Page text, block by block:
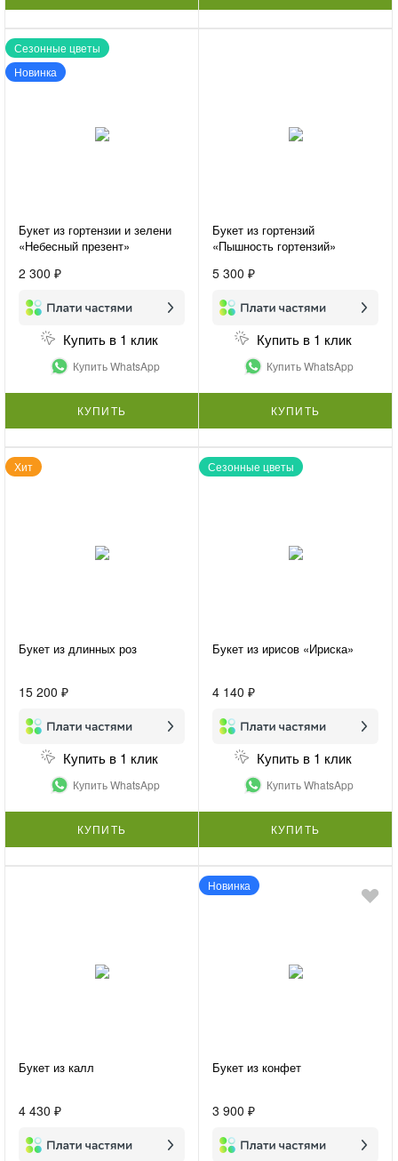
Сезонные цветы
Новинка
Букет из гортензии и зелени
«Небесный презент»
2 300 ₽
Купить в 1 клик
Купить WhatsApp
КУПИТЬ
Букет из гортензий
«Пышность гортензий»
5 300 ₽
Купить в 1 клик
Купить WhatsApp
КУПИТЬ
Хит
Букет из длинных роз
15 200 ₽
Купить в 1 клик
Купить WhatsApp
КУПИТЬ
Сезонные цветы
Букет из ирисов «Ириска»
4 140 ₽
Купить в 1 клик
Купить WhatsApp
КУПИТЬ
Букет из калл
4 430 ₽
Новинка
Букет из конфет
3 900 ₽